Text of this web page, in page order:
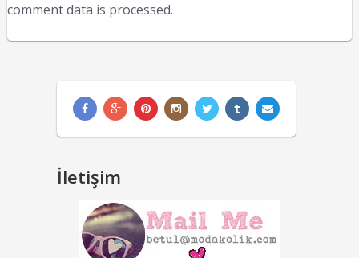
comment data is processed.
İletişim